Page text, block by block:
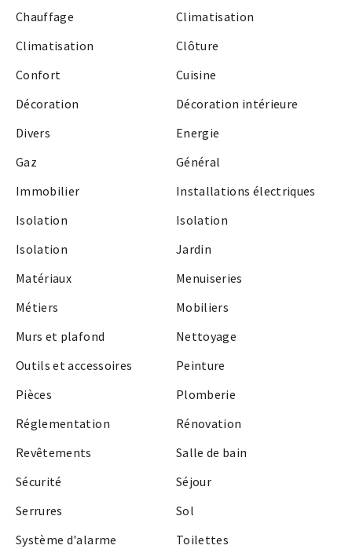
Chauffage
Climatisation
Climatisation
Clôture
Confort
Cuisine
Décoration
Décoration intérieure
Divers
Energie
Gaz
Général
Immobilier
Installations électriques
Isolation
Isolation
Isolation
Jardin
Matériaux
Menuiseries
Métiers
Mobiliers
Murs et plafond
Nettoyage
Outils et accessoires
Peinture
Pièces
Plomberie
Réglementation
Rénovation
Revêtements
Salle de bain
Sécurité
Séjour
Serrures
Sol
Système d'alarme
Toilettes